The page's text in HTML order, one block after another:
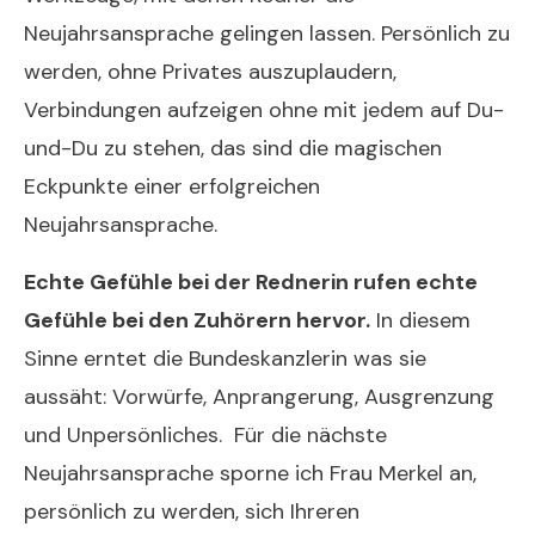
Neujahrsansprache gelingen lassen. Persönlich zu
werden, ohne Privates auszuplaudern,
Verbindungen aufzeigen ohne mit jedem auf Du-
und-Du zu stehen, das sind die magischen
Eckpunkte einer erfolgreichen
Neujahrsansprache.
Echte Gefühle bei der Rednerin rufen echte
Gefühle bei den Zuhörern hervor. In diesem
Sinne erntet die Bundeskanzlerin was sie
aussäht: Vorwürfe, Anprangerung, Ausgrenzung
und Unpersönliches. Für die nächste
Neujahrsansprache sporne ich Frau Merkel an,
persönlich zu werden, sich Ihreren